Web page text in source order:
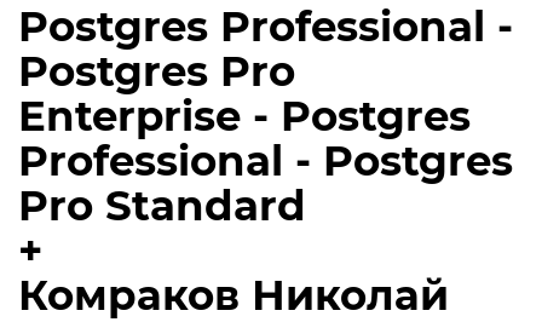
Postgres Professional -
Postgres Pro
Enterprise - Postgres
Professional - Postgres
Pro Standard
+
Комраков Николай